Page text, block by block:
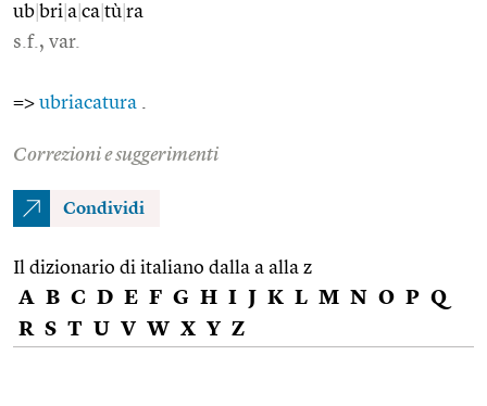
ub bri a ca tù ra
s.f., var.
=> ubriacatura
Correzioni e suggerimenti
Condividi
Il dizionario di italiano dalla a alla z
A B C D E F G H I J K L M N O P Q
R S T U V W X Y Z